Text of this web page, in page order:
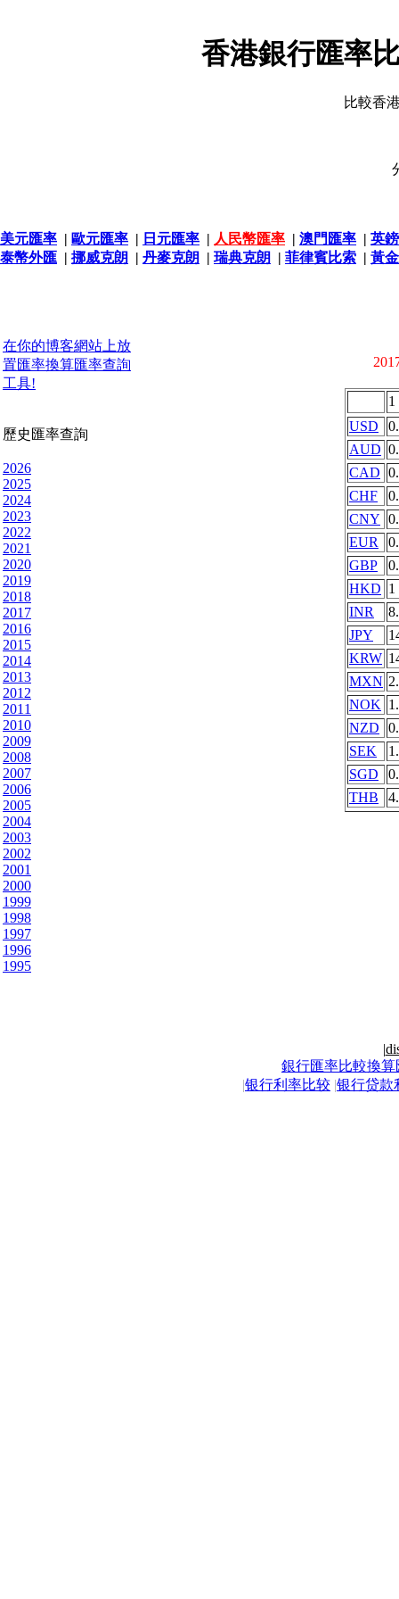
香港銀行匯率
比較香
美元匯率 | 歐元匯率 | 日元匯率 | 人民幣匯率 | 澳門匯率 | 英
泰幣外匯 | 挪威克朗 | 丹麥克朗 | 瑞典克朗 | 菲律賓比索 | 黃
在你的博客網站上放
置匯率換算匯率查詢
工具!
歷史匯率查詢
2026
2025
2024
2023
2022
2021
2020
2019
2018
2017
2016
2015
2014
2013
2012
2011
2010
2009
2008
2007
2006
2005
2004
2003
2002
2001
2000
1999
1998
1997
1996
1995
1
USD
AUD
CAD
CHF
CNY
EUR
GBP
HKD 1
INR
JPY
KRW
MXN
NOK
NZD
SEK
SGD
THB
|
銀行匯率比較換算
|银行利率比较 |银行贷款